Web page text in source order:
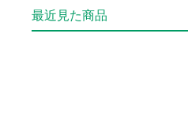
最近見た商品